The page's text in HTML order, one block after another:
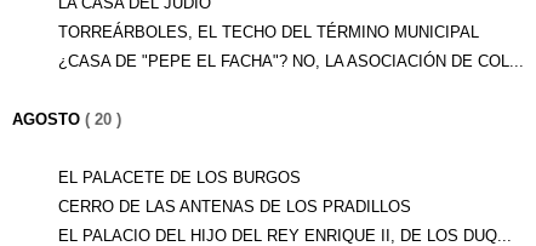
TORREÁRBOLES, EL TECHO DEL TÉRMINO MUNICIPAL
¿CASA DE "PEPE EL FACHA"? NO, LA ASOCIACIÓN DE COL...
AGOSTO ( 20 )
EL PALACETE DE LOS BURGOS
CERRO DE LAS ANTENAS DE LOS PRADILLOS
EL PALACIO DEL HIJO DEL REY ENRIQUE II, DE LOS DUQ...